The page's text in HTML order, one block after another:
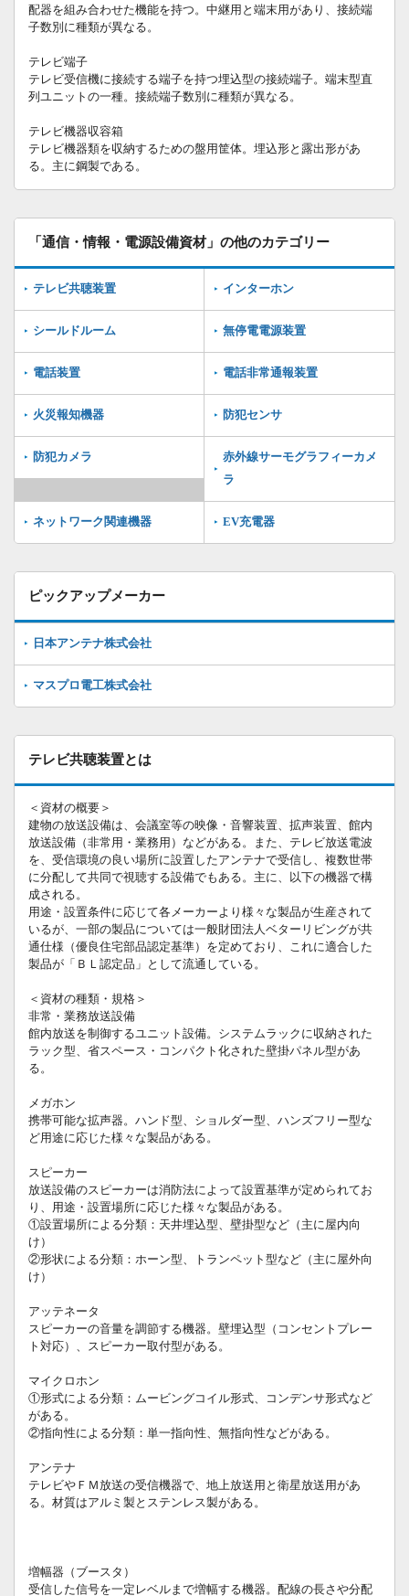
配器を組み合わせた機能を持つ。中継用と端末用があり、接続端
子数別に種類が異なる。
テレビ端子
テレビ受信機に接続する端子を持つ埋込型の接続端子。端末型直
列ユニットの一種。接続端子数別に種類が異なる。
テレビ機器収容箱
テレビ機器類を収納するための盤用筐体。埋込形と露出形があ
る。主に鋼製である。
「通信・情報・電源設備資材」の他のカテゴリー
テレビ共聴装置 インターホン
シールドルーム 無停電電源装置
電話装置 電話非常通報装置
火災報知機器 防犯センサ
防犯カメラ
赤外線サーモグラフィーカメ
ラ
ネットワーク関連機器 EV充電器
ピックアップメーカー
日本アンテナ株式会社
マスプロ電工株式会社
テレビ共聴装置とは
＜資材の概要＞
建物の放送設備は、会議室等の映像・音響装置、拡声装置、館内
放送設備（非常用・業務用）などがある。また、テレビ放送電波
を、受信環境の良い場所に設置したアンテナで受信し、複数世帯
に分配して共同で視聴する設備でもある。主に、以下の機器で構
成される。
用途・設置条件に応じて各メーカーより様々な製品が生産されて
いるが、一部の製品については一般財団法人ベターリビングが共
通仕様（優良住宅部品認定基準）を定めており、これに適合した
製品が「ＢＬ認定品」として流通している。
＜資材の種類・規格＞
非常・業務放送設備
館内放送を制御するユニット設備。システムラックに収納された
ラック型、省スペース・コンパクト化された壁掛パネル型があ
る。
メガホン
携帯可能な拡声器。ハンド型、ショルダー型、ハンズフリー型な
ど用途に応じた様々な製品がある。
スピーカー
放送設備のスピーカーは消防法によって設置基準が定められてお
り、用途・設置場所に応じた様々な製品がある。
①設置場所による分類：天井埋込型、壁掛型など（主に屋内向
け）
②形状による分類：ホーン型、トランペット型など（主に屋外向
け）
アッテネータ
スピーカーの音量を調節する機器。壁埋込型（コンセントプレー
ト対応）、スピーカー取付型がある。
マイクロホン
①形式による分類：ムービングコイル形式、コンデンサ形式など
がある。
②指向性による分類：単一指向性、無指向性などがある。
アンテナ
テレビやＦＭ放送の受信機器で、地上放送用と衛星放送用があ
る。材質はアルミ製とステンレス製がある。
増幅器（ブースタ）
受信した信号を一定レベルまで増幅する機器。配線の長さや分配